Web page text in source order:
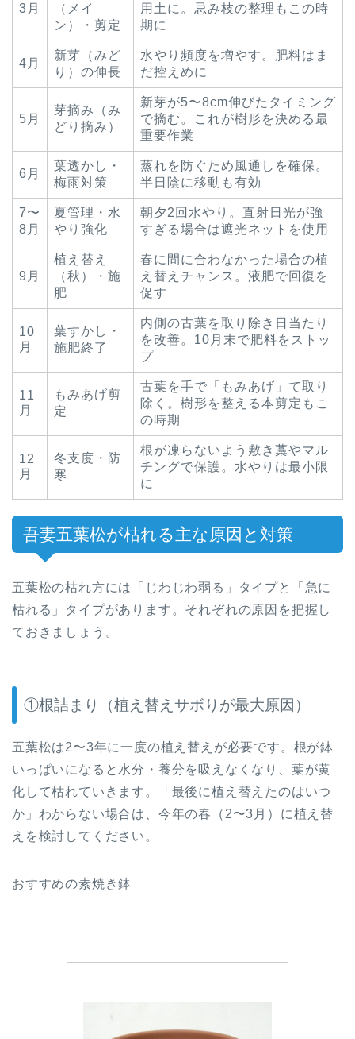
3月
（メイ
ン）・剪定
用土に。忌み枝の整理もこの時
期に
4月
新芽（みど
り）の伸長
水やり頻度を増やす。肥料はま
だ控えめに
5月
芽摘み（み
どり摘み）
新芽が5〜8cm伸びたタイミング
で摘む。これが樹形を決める最
重要作業
6月
葉透かし・
梅雨対策
蒸れを防ぐため風通しを確保。
半日陰に移動も有効
7〜
8月
夏管理・水
やり強化
朝夕2回水やり。直射日光が強
すぎる場合は遮光ネットを使用
9月
植え替え
（秋）・施
肥
春に間に合わなかった場合の植
え替えチャンス。液肥で回復を
促す
10
月
葉すかし・
施肥終了
内側の古葉を取り除き日当たり
を改善。10月末で肥料をストッ
プ
11
月
もみあげ剪
定
古葉を手で「もみあげ」て取り
除く。樹形を整える本剪定もこ
の時期
12
月
冬支度・防
寒
根が凍らないよう敷き藁やマル
チングで保護。水やりは最小限
に
吾妻五葉松が枯れる主な原因と対策
五葉松の枯れ方には「じわじわ弱る」タイプと「急に
枯れる」タイプがあります。それぞれの原因を把握し
ておきましょう。
①根詰まり（植え替えサボりが最大原因）
五葉松は2〜3年に一度の植え替えが必要です。根が鉢
いっぱいになると水分・養分を吸えなくなり、葉が黄
化して枯れていきます。「最後に植え替えたのはいつ
か」わからない場合は、今年の春（2〜3月）に植え替
えを検討してください。
おすすめの素焼き鉢